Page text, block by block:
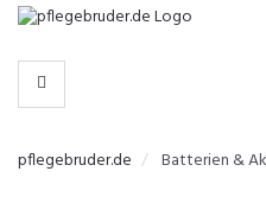
-
KATEGORIEN
pflegebruder.de Batterien &